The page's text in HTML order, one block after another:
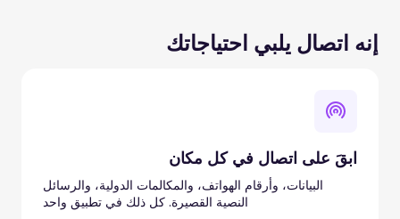
إنه اتصال يلبي احتياجاتك
ابقَ على اتصال في كل مكان
البيانات، وأرقام الهواتف، والمكالمات الدولية، والرسائل
النصية القصيرة. كل ذلك في تطبيق واحد